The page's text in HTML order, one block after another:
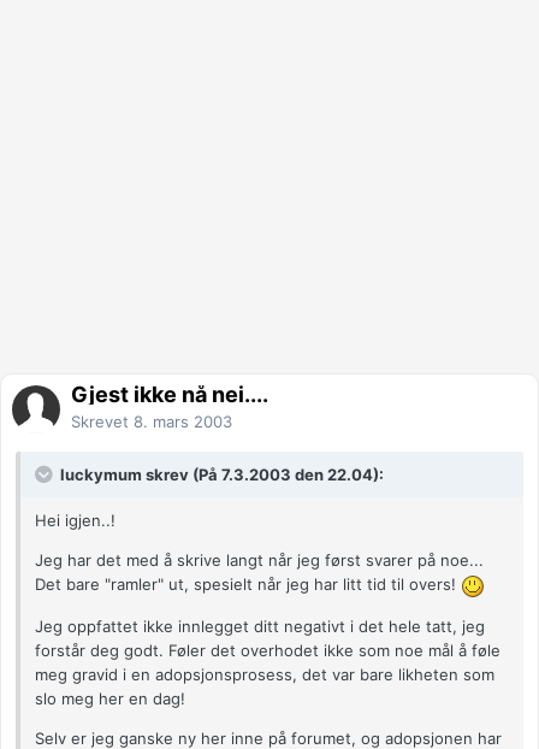
Gjest ikke nå nei....
Skrevet 8. mars 2003
luckymum skrev (På 7.3.2003 den 22.04):
Hei igjen..!
Jeg har det med å skrive langt når jeg først svarer på noe...
Det bare "ramler" ut, spesielt når jeg har litt tid til overs!
Jeg oppfattet ikke innlegget ditt negativt i det hele tatt, jeg
forstår deg godt. Føler det overhodet ikke som noe mål å føle
meg gravid i en adopsjonsprosess, det var bare likheten som
slo meg her en dag!
Selv er jeg ganske ny her inne på forumet, og adopsjonen har